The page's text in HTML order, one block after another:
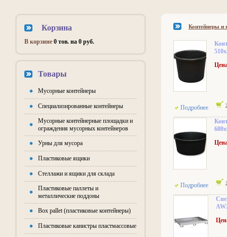
Корзина
В корзине 0 тов. на 0 руб.
Товары
Мусорные контейнеры
Специализированные контейнеры
Мусорные контейнерные площадки и
ограждения мусорных контейнеров
Урны для мусора
Пластиковые ящики
Стеллажи и ящики для склада
Пластиковые паллеты и
металлические поддоны
Box pallet (пластиковые контейнеры)
Пластиковые канистры пластмассовые
Контейнеры и
Подробнее
Подробнее